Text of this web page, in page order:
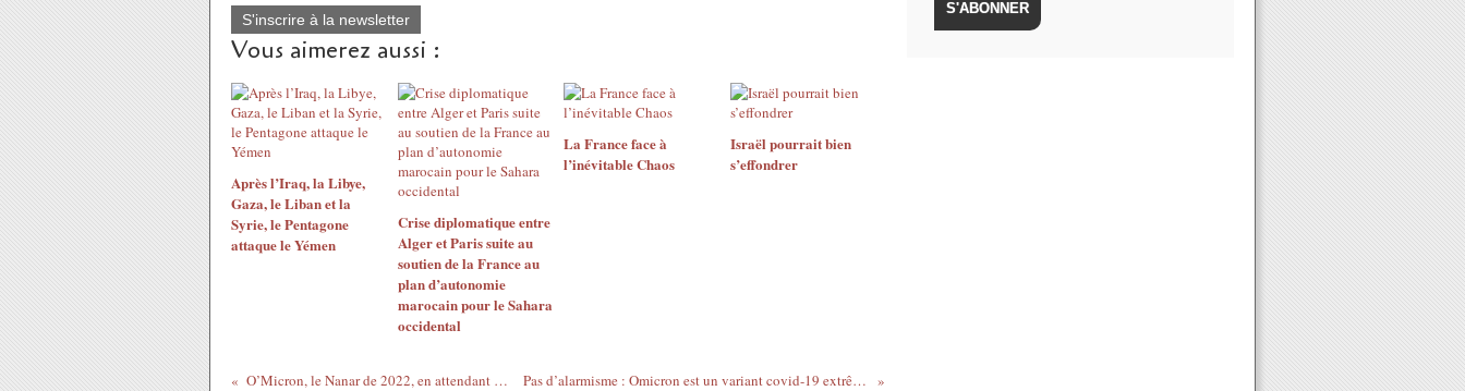
S'inscrire à la newsletter
Vous aimerez aussi :
Après l’Iraq, la Libye,
Gaza, le Liban et la
Syrie, le Pentagone
attaque le Yémen
Crise diplomatique entre
Alger et Paris suite au
soutien de la France au
plan d’autonomie
marocain pour le Sahara
occidental
La France face à
l’inévitable Chaos
Israël pourrait bien
s’effondrer
O’Micron, le Nanar de 2022, en attendant le prochain Pas d’alarmisme : Omicron est un variant covid-19 extrêmement bénin